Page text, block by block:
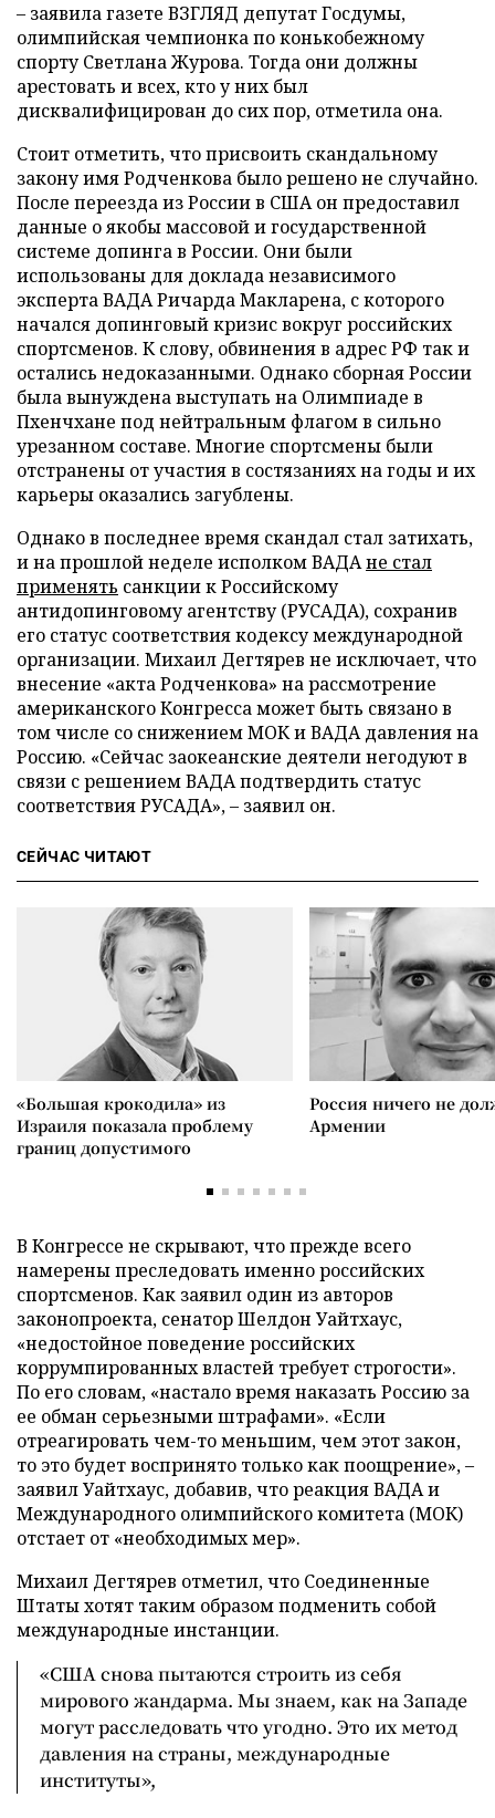
– заявила газете ВЗГЛЯД депутат Госдумы,
олимпийская чемпионка по конькобежному
спорту Светлана Журова. Тогда они должны
арестовать и всех, кто у них был
дисквалифицирован до сих пор, отметила она.
Стоит отметить, что присвоить скандальному
закону имя Родченкова было решено не случайно.
После переезда из России в США он предоставил
данные о якобы массовой и государственной
системе допинга в России. Они были
использованы для доклада независимого
эксперта ВАДА Ричарда Макларена, с которого
начался допинговый кризис вокруг российских
спортсменов. К слову, обвинения в адрес РФ так и
остались недоказанными. Однако сборная России
была вынуждена выступать на Олимпиаде в
Пхенчхане под нейтральным флагом в сильно
урезанном составе. Многие спортсмены были
отстранены от участия в состязаниях на годы и их
карьеры оказались загублены.
Однако в последнее время скандал стал затихать,
и на прошлой неделе исполком ВАДАне стал
применять санкции к Российскому
антидопинговому агентству (РУСАДА), сохранив
его статус соответствия кодексу международной
организации. Михаил Дегтярев не исключает, что
внесение «акта Родченкова» на рассмотрение
американского Конгресса может быть связано в
том числе со снижением МОК и ВАДА давления на
Россию. «Сейчас заокеанские деятели негодуют в
связи с решением ВАДА подтвердить статус
соответствия РУСАДА», – заявил он.
СЕЙЧАС ЧИТАЮТ
«Большая крокодила» из
Израиля показала проблему
границ допустимого
Россия ничего не
Армении
В Конгрессе не скрывают, что прежде всего
намерены преследовать именно российских
спортсменов. Как заявил один из авторов
законопроекта, сенатор Шелдон Уайтхаус,
«недостойное поведение российских
коррумпированных властей требует строгости».
По его словам, «настало время наказать Россию за
ее обман серьезными штрафами». «Если
отреагировать чем-то меньшим, чем этот закон,
то это будет воспринято только как поощрение», –
заявил Уайтхаус, добавив, что реакция ВАДА и
Международного олимпийского комитета (МОК)
отстает от «необходимых мер».
Михаил Дегтярев отметил, что Соединенные
Штаты хотят таким образом подменить собой
международные инстанции.
«США снова пытаются строить из себя
мирового жандарма. Мы знаем, как на Западе
могут расследовать что угодно. Это их метод
давления на страны, международные
институты»,